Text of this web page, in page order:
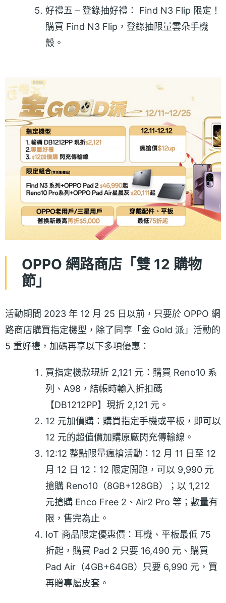
好禮五 – 登錄抽好禮： Find N3 Flip 限定！
購買 Find N3 Flip，登錄抽限量雲朵手機
殼。
OPPO 網路商店「雙 12 購物
節」
活動期間 2023 年 12 月 25 日以前，只要於 OPPO 網
路商店購買指定機型，除了同享「金 Gold 派」活動的
5 重好禮，加碼再享以下多項優惠：
買指定機款現折 2,121 元：購買 Reno10 系
列、A98，結帳時輸入折扣碼
【DB1212PP】現折 2,121 元。
12 元加價購：購買指定手機或平板，即可以
12 元的超值價加購原廠閃充傳輸線。
12:12 整點限量瘋搶活動：12 月 11 日至 12
月 12 日 12：12 限定開跑，可以 9,990 元
搶購 Reno10（8GB+128GB）；以 1,212
元搶購 Enco Free 2、Air2 Pro 等；數量有
限，售完為止。
IoT 商品限定優惠價：耳機、平板最低 75
折起，購買 Pad 2 只要 16,490 元、購買
Pad Air（4GB+64GB）只要 6,990 元，買
再贈專屬皮套。